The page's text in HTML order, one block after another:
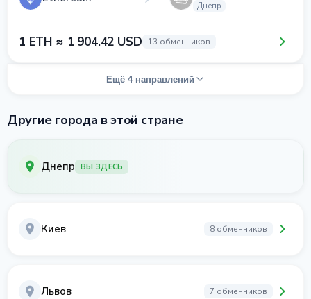
Днепр
1 ETH ≈ 1 904.42 USD 13 обменников
Ещё 4 направлений
Другие города в этой стране
Днепр ВЫ ЗДЕСЬ
Киев 8 обменников
Львов 7 обменников